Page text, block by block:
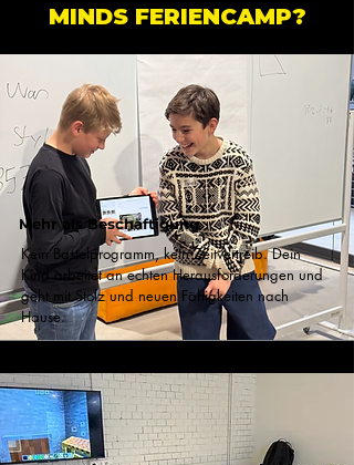
MINDS FERIENCAMP?
Mehr als Beschäftigung
Kein Bastelprogramm, kein Zeitvertreib. Dein
Kind arbeitet an echten Herausforderungen und
geht mit Stolz und neuen Fähigkeiten nach
Hause.